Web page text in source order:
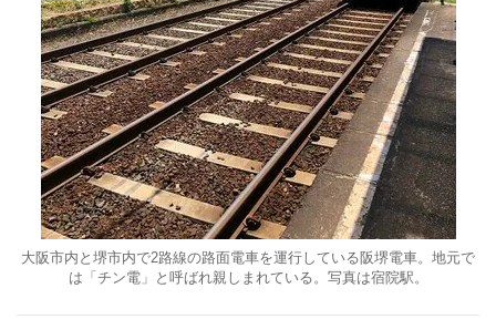
大阪市内と堺市内で2路線の路面電車を運行している阪堺電車。地元で
は「チン電」と呼ばれ親しまれている。写真は宿院駅。